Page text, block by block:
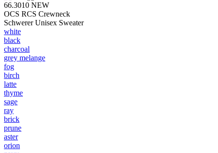
66.3010 NEW
OCS RCS Crewneck
Schwerer Unisex Sweater
white
black
charcoal
grey melange
fog
birch
latte
thyme
sage
ray
brick
prune
aster
orion